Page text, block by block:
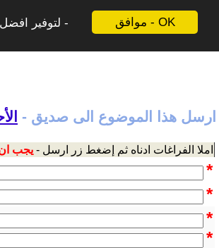
موافق - OK
لتوفير
ارسل هذا الموضوع الى صديق -
املا الفراغات ادناه ثم إضغط زر ارسل - يجب ان
*
*
*
*